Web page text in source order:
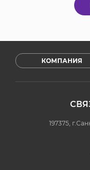
КОМПАНИЯ
197375,